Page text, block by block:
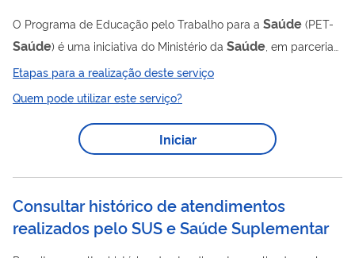
O Programa de Educação pelo Trabalho para a Saúde (PET-
Saúde) é uma iniciativa do Ministério da Saúde , em parceria
com o Ministério da Educação, voltada à integração entre
ensino, serviço e comunidade, fortalecendo a formação em
saúdealinhada às necessidades do Sistema Único de
desenvolvidos por Instituições de Ensino Superior e Secretarias
Etapas para a realização deste serviço
Quem pode utilizar este serviço?
Iniciar
Consultar histórico de atendimentos
realizados pelo SUS e Saúde Suplementar